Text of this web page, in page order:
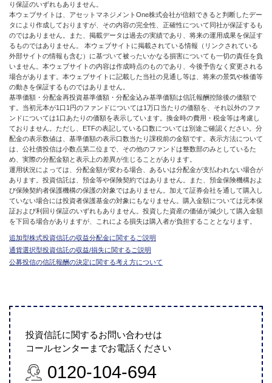
り保証のいずれもありません。
本ウェブサイトは、アセットマネジメントOne株式会社が信頼できると判断したデー
タにより作成しておりますが、その内容の完全性、正確性について同社が保証するも
のではありません。また、掲載データは過去の実績であり、将来の運用成果を保証す
るものではありません。 本ウェブサイトに掲載されている情報（リンクされている
外部サイトの情報も含む）に基づいて被ったいかなる損害についても一切の責任を負
いません。本ウェブサイトの内容は作成時点のものであり、今後予告なく変更される
場合があります。本ウェブサイトに記載した当社の見通し等は、将来の景気や株価等
の動きを保証するものではありません。
基準価額・分配金再投資基準価額・分配金込み基準価額は信託報酬控除後の価額で
す。当初元本が1口1円のファンドについては1万口当たりの価額を、それ以外のファ
ンドについては1口あたりの価額を表示しています。換金時の費用・税金等は考慮し
ておりません。ただし、ETFの表記している口数については別途ご確認ください。分
配金の表示数値は、基準価額の表示口数当たり課税前の金額です。表示方法について
は、公社債投信は小数点第二位まで、その他のファンドは整数部のみとしているた
め、実際の分配金額と表示上の差異が生じることがあります。
運用状況によっては、分配金額が変わる場合、あるいは分配金が支払われない場合が
あります。投資信託は、預金等や保険契約ではありません。また、預金保険機構およ
び保険契約者保護機構の保護の対象ではありません。加えて証券会社を通して購入し
ていない場合には投資者保護基金の対象にもなりません。購入金額については元本保
証および利回り保証のいずれもありません。投資した資産の価値が減少して購入金額
を下回る場合がありますが、これによる損失は購入者が負担することとなります。
追加型株式投資信託の収益分配金に関するご説明
通貨選択型投資信託の収益/損失に関するご説明
公募投信の信託報酬の決定に関する考え方について
投資信託に関するお問い合わせは
コールセンターまでお電話ください
0120-104-694